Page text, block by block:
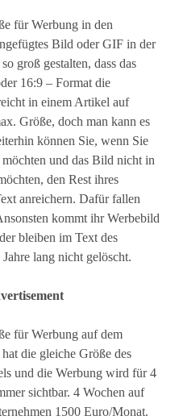
für Werbung in den
Bild oder GIF in der
groß gestalten, dass das
16:9 – Format die
in einem Artikel auf
Größe, doch man kann es
können Sie, wenn Sie
und das Bild nicht in
den Rest ihres
anreichern. Dafür fallen
kommt ihr Werbebild
bleiben im Text des
lang nicht gelöscht.
für Werbung auf dem
die gleiche Größe des
und die Werbung wird für 4
sichtbar. 4 Wochen auf
1500 Euro/Monat.